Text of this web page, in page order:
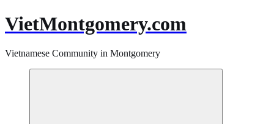
VietMontgomery.com
Vietnamese Community in Montgomery